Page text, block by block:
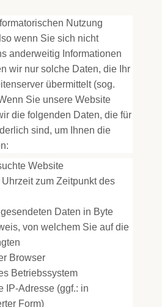
Nutzung
wenn Sie sich nicht
anderweitig Informationen
wir nur solche Daten, die Ihr
übermittelt (sog.
Sie unsere Website
die folgenden Daten, die für
sind, um Ihnen die
Website
Uhrzeit zum Zeitpunkt des
Daten in Byte
von welchem Sie auf die
Browser
Betriebssystem
IP-Adresse (ggf.: in
Form)